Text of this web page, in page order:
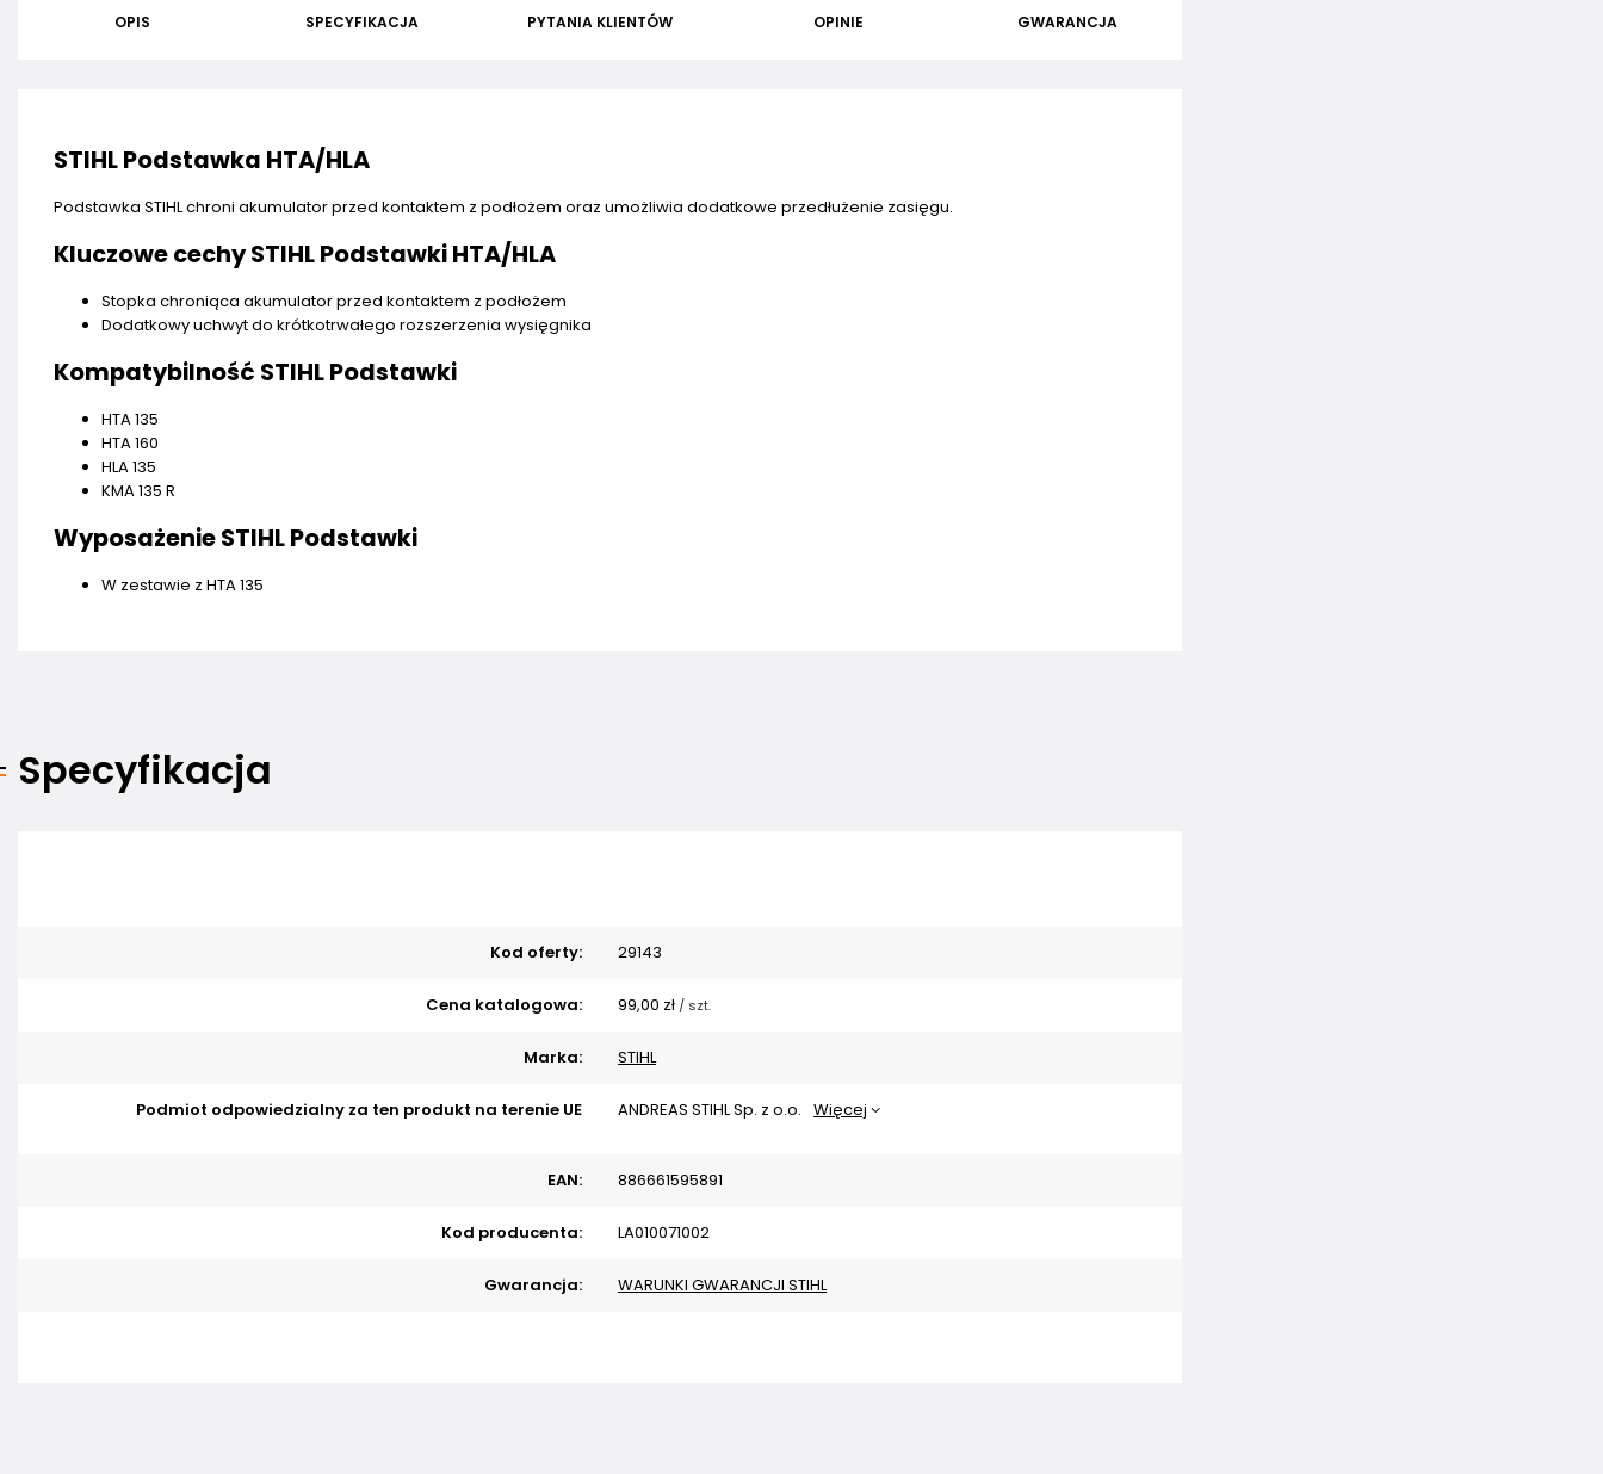
OPIS SPECYFIKACJA PYTANIA KLIENTÓW OPINIE GWARANCJA
STIHL Podstawka HTA/HLA
Podstawka STIHL chroni akumulator przed kontaktem z podłożem oraz umożliwia dodatkowe przedłużenie zasięgu.
Kluczowe cechy STIHL Podstawki HTA/HLA
Stopka chroniąca akumulator przed kontaktem z podłożem
Dodatkowy uchwyt do krótkotrwałego rozszerzenia wysięgnika
Kompatybilność STIHL Podstawki
HTA 135
HTA 160
HLA 135
KMA 135 R
Wyposażenie STIHL Podstawki
W zestawie z HTA 135
Specyfikacja
Kod oferty: 29143
Cena katalogowa: 99,00 zł / szt.
Marka: STIHL
Podmiot odpowiedzialny za ten produkt na terenie UE ANDREAS STIHL Sp. z o.o. Więcej
EAN: 886661595891
Kod producenta: LA010071002
Gwarancja: WARUNKI GWARANCJI STIHL